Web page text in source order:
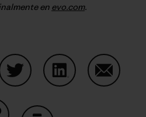
en evo.com.